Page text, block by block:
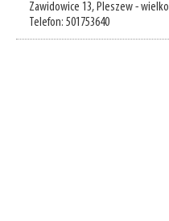
Zawidowice 13, Pleszew -
Telefon: 501753640